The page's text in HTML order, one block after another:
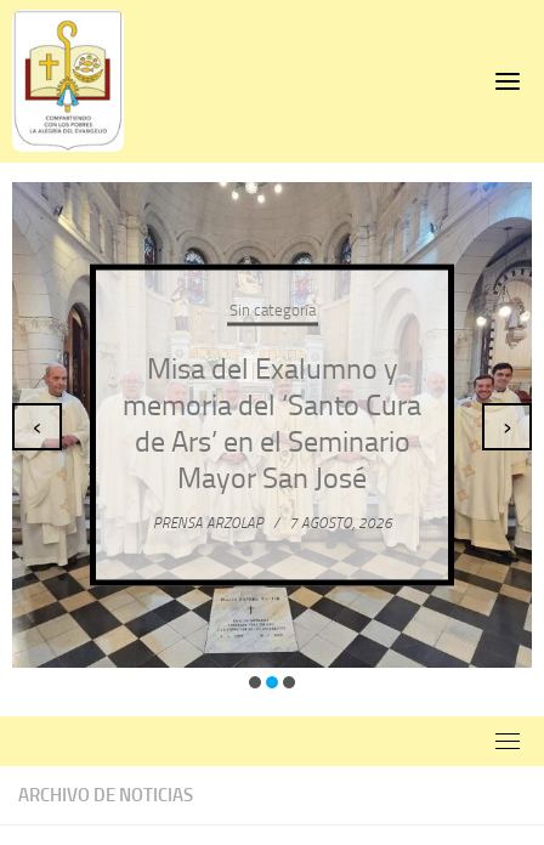
Skip
content
Sin categoría
Misa del Exalumno y
memoria del ‘Santo Cura
de Ars’ en el Seminario
Mayor San José
PRENSA ARZOLAP / 7 AGOSTO, 2026
‹ ›
ARCHIVO DE NOTICIAS